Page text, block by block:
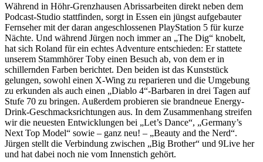
Während in Höhr-Grenzhausen Abrissarbeiten direkt neben dem
Podcast-Studio stattfinden, sorgt in Essen ein jüngst aufgebauter
Fernseher mit der daran angeschlossenen PlayStation 5 für kurze
Nächte. Und während Jürgen noch immer an „The Dig“ knobelt,
hat sich Roland für ein echtes Adventure entschieden: Er stattete
unserem Stammhörer Toby einen Besuch ab, von dem er in
schillernden Farben berichtet. Den beiden ist das Kunststück
gelungen, sowohl einen X-Wing zu reparieren und die Umgebung
zu erkunden als auch einen „Diablo 4“-Barbaren in drei Tagen auf
Stufe 70 zu bringen. Außerdem probieren sie brandneue Energy-
Drink-Geschmacksrichtungen aus. In dem Zusammenhang streifen
wir die neuesten Entwicklungen bei „Let’s Dance“, „Germany’s
Next Top Model“ sowie – ganz neu! – „Beauty and the Nerd“.
Jürgen stellt die Verbindung zwischen „Big Brother“ und 9Live her
und hat dabei noch nie vom Innenstich gehört.